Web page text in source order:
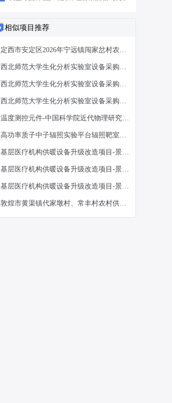
相似项目推荐
定西市安定区2026年宁远镇闯家岔村农村
镇人民政府-政府采购意向
西北师范大学生化分析实验室设备采购项
西北师范大学生化分析实验室设备采购项
西北师范大学生化分析实验室设备采购项
温度测控元件-中国科学院近代物理研究
高功率质子中子辐照实验平台辐照靶室系
意向
基层医疗机构供暖设备升级改造项目-景泰
基层医疗机构供暖设备升级改造项目-景泰
基层医疗机构供暖设备升级改造项目-景泰
敦煌市黄渠镇代家墩村、常丰村农村供水